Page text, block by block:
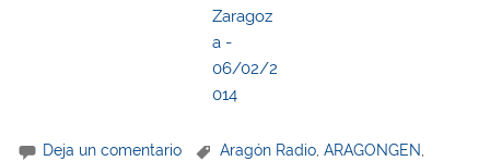
Deja un comentario Aragón Radio ,ARAGONGEN